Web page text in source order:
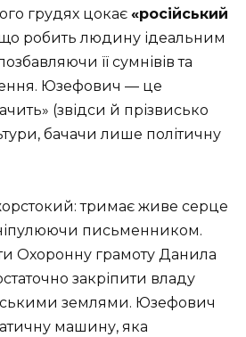
грудях цокає «російський
робить людину ідеальним
її сумнівів та
Юзефович — це
(звідси й прізвисько
бачачи лише політичну
тримає живе серце
письменником.
Охоронну грамоту Данила
закріпити владу
землями. Юзефович
машину, яка